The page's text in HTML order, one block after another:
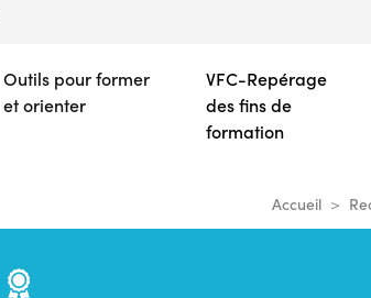
Outils pour former
et orienter
VFC-Repérage
des fins de
formation
Accueil